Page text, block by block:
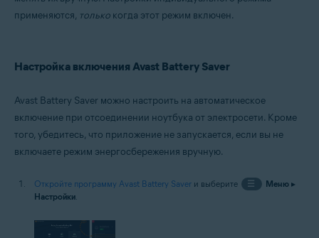
применяются, только когда этот режим включен.
Настройка включения Avast Battery Saver
Avast Battery Saver можно настроить на автоматическое
включение при отсоединении ноутбука от электросети. Кроме
того, убедитесь, что приложение не запускается, если вы не
включаете режим энергосбережения вручную.
Откройте программу Avast Battery Saver и выберите ☰ Меню▸
Настройки.